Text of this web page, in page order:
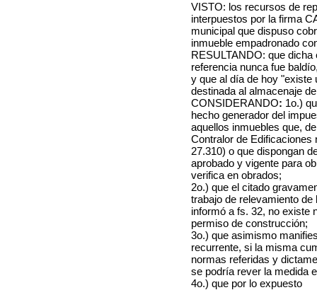
VISTO: los recursos de
interpuestos por la firma
municipal que dispuso
inmueble empadronado
RESULTANDO: que
referencia nunca fue
y que al día de hoy "existe
destinada al almacenaje
CONSIDERANDO: 1o.)
hecho generador del
aquellos inmuebles que,
Contralor de Edificaciones
27.310) o que dispongan
aprobado y vigente para
verifica en obrados;
2o.) que el citado
trabajo de relevamiento
informó a fs. 32, no existe
permiso de construcción;
3o.) que asimismo
recurrente, si la misma
normas referidas y
se podría rever la medida
4o.) que por lo expuesto